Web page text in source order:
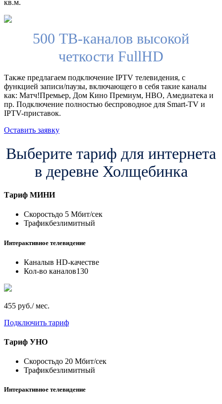
кв.м.
500 ТВ-каналов высокой
четкости FullHD
Также предлагаем подключение IPTV телевидения, с
функцией записи/паузы, включающего в себя такие каналы
как: Матч!Премьер, Дом Кино Премиум, HBO, Амедиатека и
пр. Подключение полностью беспроводное для Smart-TV и
IPTV-приставок.
Оставить заявку
Выберите тариф для интернета
в деревне Холщебинка
Тариф МИНИ
Скоростьдо 5 Мбит/сек
Трафикбезлимитный
Интерактивное телевидение
Каналыв HD-качестве
Кол-во каналов130
455 руб./ мес.
Подключить тариф
Тариф УНО
Скоростьдо 20 Мбит/сек
Трафикбезлимитный
Интерактивное телевидение